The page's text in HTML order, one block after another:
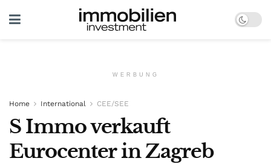
WERBUNG
Home International CEE/SEE
S Immo verkauft
Eurocenter in Zagreb